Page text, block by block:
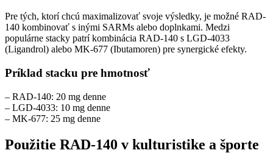
Pre tých, ktorí chcú maximalizovať svoje výsledky, je možné RAD-
140 kombinovať s inými SARMs alebo doplnkami. Medzi
populárne stacky patrí kombinácia RAD-140 s LGD-4033
(Ligandrol) alebo MK-677 (Ibutamoren) pre synergické efekty.
Príklad stacku pre hmotnosť
– RAD-140: 20 mg denne
– LGD-4033: 10 mg denne
– MK-677: 25 mg denne
Použitie RAD-140 v kulturistike a športe